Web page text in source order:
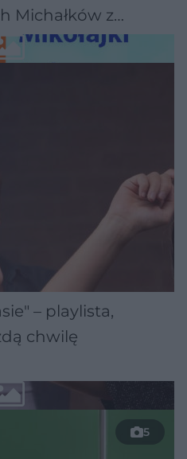
Michałków z
– playlista,
chwilę
5